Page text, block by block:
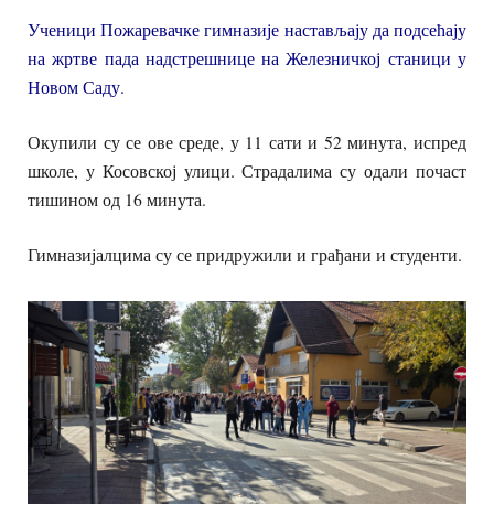
Ученици Пожаревачке гимназије настављају да подсећају
на жртве пада надстрешнице на Железничкој станици у
Новом Саду.
Окупили су се ове среде, у 11 сати и 52 минута, испред
школе, у Косовској улици. Страдалима су одали почаст
тишином од 16 минута.
Гимназијалцима су се придружили и грађани и студенти.